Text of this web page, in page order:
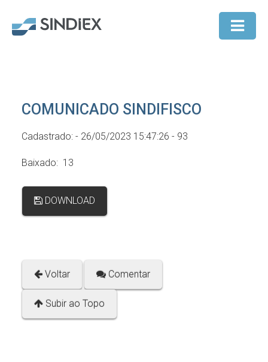
COMUNICADO SINDIFISCO
Cadastrado: - 26/05/2023 15:47:26 - 93
Baixado: 13
DOWNLOAD
Voltar Comentar
Subir ao Topo